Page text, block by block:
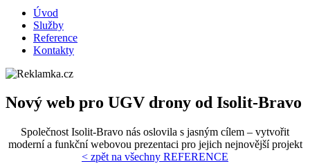
Úvod
Služby
Reference
Kontakty
Nový web pro UGV drony od Isolit-Bravo
Společnost Isolit-Bravo nás oslovila s jasným cílem – vytvořit
moderní a funkční webovou prezentaci pro jejich nejnovější projekt
< zpět na všechny REFERENCE